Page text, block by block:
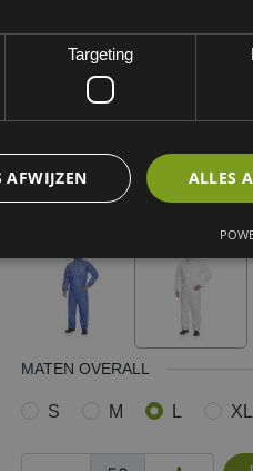
EAN: 5450208012650
Minimum bestelhoeveelheid:
Dit artikel is niet standaard
Kies een variant
MATEN OVERALL
S M L XL
Targeting
ALLES
AFWIJZEN